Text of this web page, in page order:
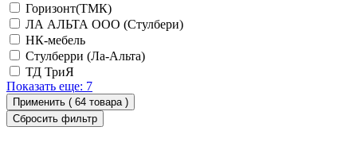
Горизонт(ТМК)
ЛА АЛЬТА ООО (Стулбери)
НК-мебель
Стулберри (Ла-Альта)
ТД ТриЯ
Показать еще: 7
Применить ( 64 товара )
Сбросить фильтр